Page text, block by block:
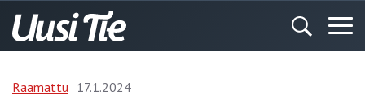
Raamattu 17.1.2024